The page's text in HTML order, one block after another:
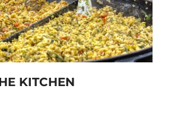
KITCHEN